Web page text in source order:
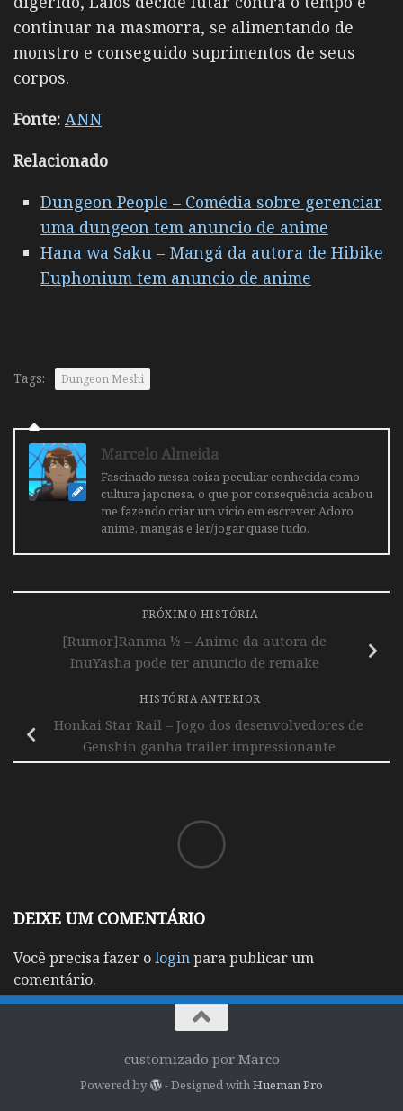
continuar na masmorra, se alimentando de
monstro e conseguido suprimentos de seus
corpos.
Fonte: ANN
Relacionado
Dungeon People – Comédia sobre gerenciar
uma dungeon tem anuncio de anime
Hana wa Saku – Mangá da autora de Hibike
Euphonium tem anuncio de anime
Tags: Dungeon Meshi
Marcelo Almeida
Fascinado nessa coisa peculiar conhecida como
cultura japonesa, o que por consequência acabou
me fazendo criar um vicio em escrever. Adoro
anime, mangás e ler/jogar quase tudo.
PRÓXIMO HISTÓRIA
[Rumor]Ranma ½ – Anime da autora de
InuYasha pode ter anuncio de remake
HISTÓRIA ANTERIOR
Honkai Star Rail – Jogo dos desenvolvedores de
Genshin ganha trailer impressionante
DEIXE UM COMENTÁRIO
Você precisa fazer ologinpara publicar um
comentário.
customizado por Marco
Powered by - Designed withHueman Pro